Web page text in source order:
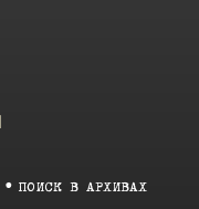
ПОИСК В АРХИВАХ